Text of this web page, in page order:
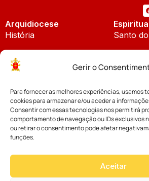
Gerir o
Para fornecer as melhores experiências, usamos
cookies para armazenar e/ou aceder a
Consentir com essas tecnologias nos permitirá
comportamento de navegação ou IDs exclusivos
ou retirar o consentimento pode afetar
funções.
Aceitar
Arquidiocese
História
Padroeira
Santo
Notícias
Notícias da Arquidiocese
Notícias Cáritas
Palavra dos Bispos
Cúria
Fundo